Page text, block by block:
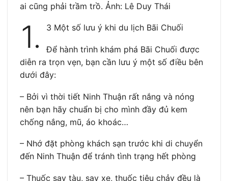
ai cũng phải trầm trồ. Ảnh: Lê Duy Thái
1. 3 Một số lưu ý khi du lịch Bãi Chuối
Để hành trình khám phá Bãi Chuối được
diễn ra trọn vẹn, bạn cần lưu ý một số điều bên
dưới đây:
– Bởi vì thời tiết Ninh Thuận rất nắng và nóng
nên bạn hãy chuẩn bị cho mình đầy đủ kem
chống nắng, mũ, áo khoác…
– Nhớ đặt phòng khách sạn trước khi di chuyển
đến Ninh Thuận để tránh tình trạng hết phòng
– Thuốc say tàu, say xe, thuốc tiêu chảy đều là